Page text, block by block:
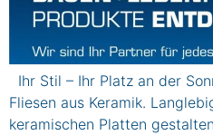
Ihr Stil – Ihr Platz an der
Fliesen aus Keramik.
keramischen Platten